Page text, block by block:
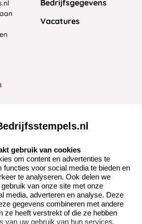
Bedrijfsgegevens
Vacatures
Veel gestelde vragen
Retourneren
Herroepingsrecht
gebruik van cookies
om content en advertenties te
functies voor social media te bieden en
te analyseren. Ook delen we
van onze site met onze
media, adverteren en analyse. Deze
gegevens combineren met andere
ze heeft verstrekt of die ze hebben
van uw gebruik van hun services.